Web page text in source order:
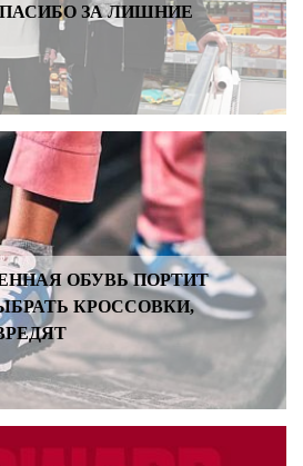
ЗА ЛИШНИЕ
ОБУВЬ ПОРТИТ
КРОССОВКИ,